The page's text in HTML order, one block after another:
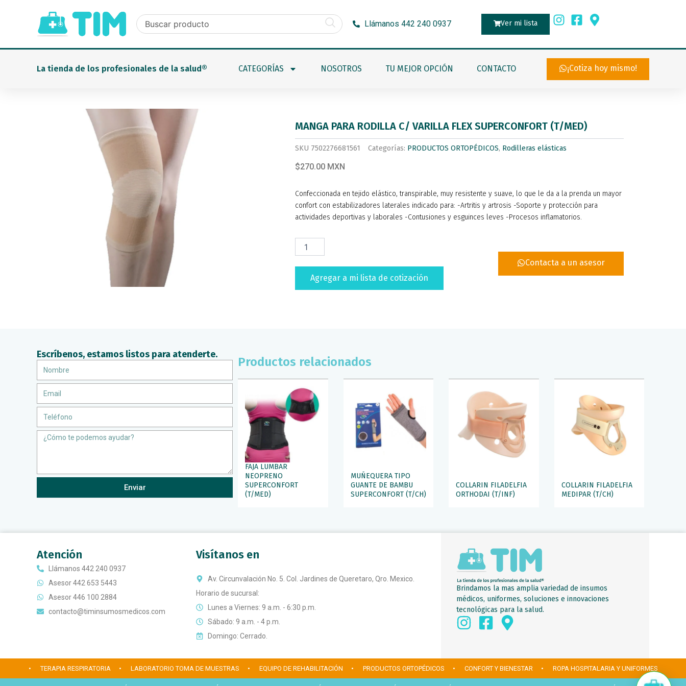
contenido
Llámanos 442 240 0937 Ver mi lista
La tienda de los profesionales de la salud® CATEGORÍAS NOSOTROS TU MEJOR OPCIÓN CONTACTO ¡Cotiza hoy mismo!
MANGA PARA RODILLA C/ VARILLA FLEX SUPERCONFORT (T/MED)
SKU 7502276681561 Categorías: PRODUCTOS ORTOPÉDICOS, Rodilleras elásticas
$270.00 MXN
Confeccionada en tejido elástico, transpirable, muy resistente y suave, lo que le da a la prenda un mayor
confort con estabilizadores laterales indicado para: -Artritis y artrosis -Soporte y protección para
actividades deportivas y laborales -Contusiones y esguinces leves -Procesos inflamatorios.
MANGA
PARA
VARILLA
FLEX
Agregar a mi lista de cotización
Contacta a un asesor
Escríbenos, estamos listos para atenderte.
Message
Enviar
Productos relacionados
FAJA LUMBAR
NEOPRENO
SUPERCONFORT
(T/MED)
MUÑEQUERA TIPO
GUANTE DE BAMBU
SUPERCONFORT (T/CH)
COLLARIN FILADELFIA
ORTHODAI (T/INF)
COLLARIN FILADELFIA
MEDIPAR (T/CH)
Atención
Llámanos 442 240 0937
Asesor 442 653 5443
Asesor 446 100 2884
contacto@timinsumosmedicos.com
Visítanos en
Av. Circunvalación No. 5. Col. Jardines de Queretaro, Qro. Mexico.
Horario de sucursal:
Lunes a Viernes: 9 a.m. - 6:30 p.m.
Sábado: 9 a.m. - 4 p.m.
Domingo: Cerrado.
Brindamos la mas amplia variedad de insumos
médicos, uniformes, soluciones e innovaciones
tecnológicas para la salud.
• TERAPIA RESPIRATORIA • LABORATORIO TOMA DE MUESTRAS • EQUIPO DE REHABILITACIÓN • PRODUCTOS ORTOPÉDICOS • CONFORT Y BIENESTAR • ROPA HOSPITALARIA Y UNIFORMES